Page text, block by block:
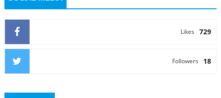
729
Likes
18
Followers